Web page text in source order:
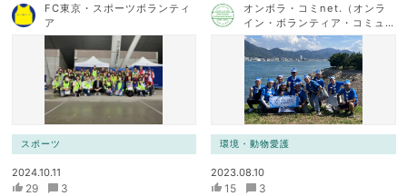
FC東京・スポーツボランティ
ア
スポーツ
2024.10.11
29 3
オンボラ・コミnet.（オンラ
イン・ボランティア・コミュ
ニケーション・ネットワー
ク）
環境・動物愛護
2023.08.10
15 3